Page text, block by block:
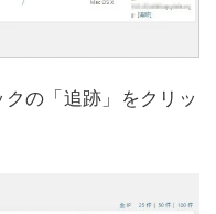
の「追跡」をクリッ